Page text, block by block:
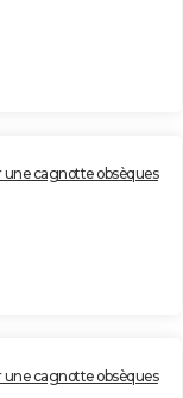
une cagnotte obsèques
une cagnotte obsèques